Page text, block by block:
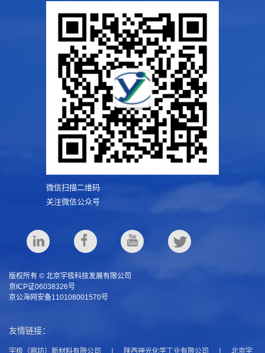
微信扫描二维码
关注微信公众号
版权所有 © 北京宇极科技发展有限公司
京ICP证06038326号
京公海网安备110108001570号
友情链接：
宇极（廊坊）新材料有限公司 陕西神光化学工业有限公司 北京宇